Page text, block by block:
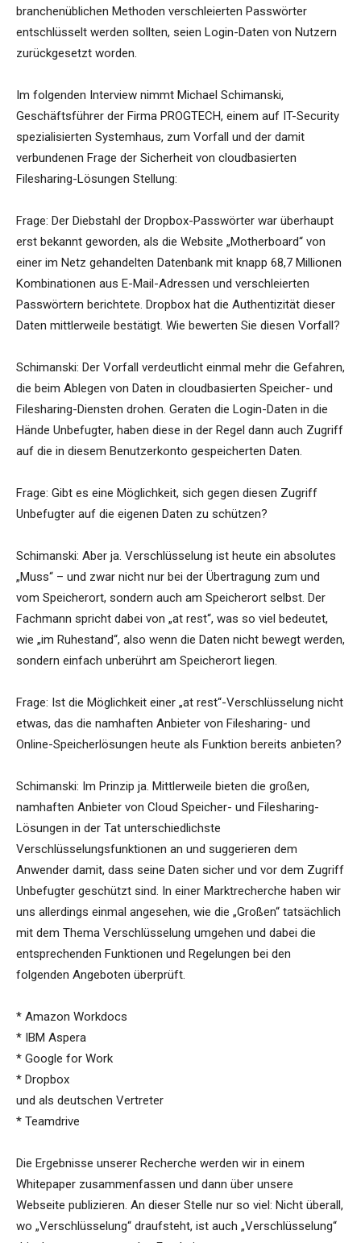
branchenüblichen Methoden verschleierten Passwörter
entschlüsselt werden sollten, seien Login-Daten von Nutzern
zurückgesetzt worden.
Im folgenden Interview nimmt Michael Schimanski,
Geschäftsführer der Firma PROGTECH, einem auf IT-Security
spezialisierten Systemhaus, zum Vorfall und der damit
verbundenen Frage der Sicherheit von cloudbasierten
Filesharing-Lösungen Stellung:
Frage: Der Diebstahl der Dropbox-Passwörter war überhaupt
erst bekannt geworden, als die Website „Motherboard“ von
einer im Netz gehandelten Datenbank mit knapp 68,7 Millionen
Kombinationen aus E-Mail-Adressen und verschleierten
Passwörtern berichtete. Dropbox hat die Authentizität dieser
Daten mittlerweile bestätigt. Wie bewerten Sie diesen Vorfall?
Schimanski: Der Vorfall verdeutlicht einmal mehr die Gefahren,
die beim Ablegen von Daten in cloudbasierten Speicher- und
Filesharing-Diensten drohen. Geraten die Login-Daten in die
Hände Unbefugter, haben diese in der Regel dann auch Zugriff
auf die in diesem Benutzerkonto gespeicherten Daten.
Frage: Gibt es eine Möglichkeit, sich gegen diesen Zugriff
Unbefugter auf die eigenen Daten zu schützen?
Schimanski: Aber ja. Verschlüsselung ist heute ein absolutes
„Muss“ – und zwar nicht nur bei der Übertragung zum und
vom Speicherort, sondern auch am Speicherort selbst. Der
Fachmann spricht dabei von „at rest“, was so viel bedeutet,
wie „im Ruhestand“, also wenn die Daten nicht bewegt werden,
sondern einfach unberührt am Speicherort liegen.
Frage: Ist die Möglichkeit einer „at rest“-Verschlüsselung nicht
etwas, das die namhaften Anbieter von Filesharing- und
Online-Speicherlösungen heute als Funktion bereits anbieten?
Schimanski: Im Prinzip ja. Mittlerweile bieten die großen,
namhaften Anbieter von Cloud Speicher- und Filesharing-
Lösungen in der Tat unterschiedlichste
Verschlüsselungsfunktionen an und suggerieren dem
Anwender damit, dass seine Daten sicher und vor dem Zugriff
Unbefugter geschützt sind. In einer Marktrecherche haben wir
uns allerdings einmal angesehen, wie die „Großen“ tatsächlich
mit dem Thema Verschlüsselung umgehen und dabei die
entsprechenden Funktionen und Regelungen bei den
folgenden Angeboten überprüft.
* Amazon Workdocs
* IBM Aspera
* Google for Work
* Dropbox
und als deutschen Vertreter
* Teamdrive
Die Ergebnisse unserer Recherche werden wir in einem
Whitepaper zusammenfassen und dann über unsere
Webseite publizieren. An dieser Stelle nur so viel: Nicht überall,
wo „Verschlüsselung“ draufsteht, ist auch „Verschlüsselung“